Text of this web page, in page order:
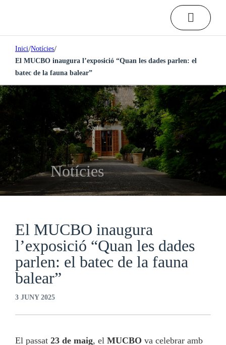
Inici/Notícies/
El MUCBO inaugura l’exposició “Quan les dades parlen: el
batec de la fauna balear”
Notícies
El MUCBO inaugura
l’exposició “Quan les dades
parlen: el batec de la fauna
balear”
3 JUNY 2025
El passat 23 de maig, el MUCBO va celebrar amb